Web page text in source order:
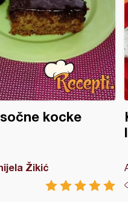
kocke
Žikić